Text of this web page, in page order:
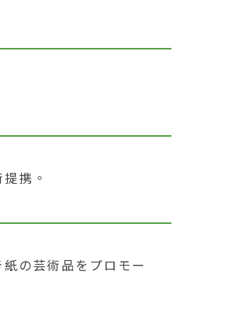
携。
の芸術品をプロモー